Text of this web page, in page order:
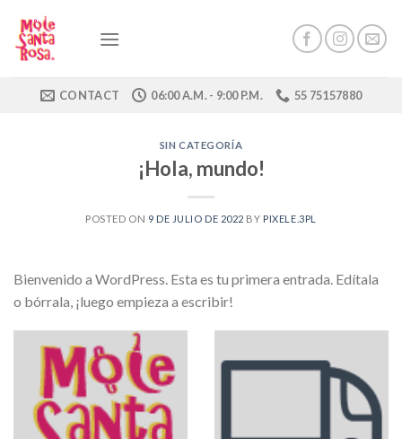
content
CONTACT 06:00 A.M. - 9:00 P.M. 55 75157880
SIN CATEGORÍA
¡Hola, mundo!
POSTED ON 9 DE JULIO DE 2022 BY PIXELE.3PL
Bienvenido a WordPress. Esta es tu primera entrada. Edítala
o bórrala, ¡luego empieza a escribir!